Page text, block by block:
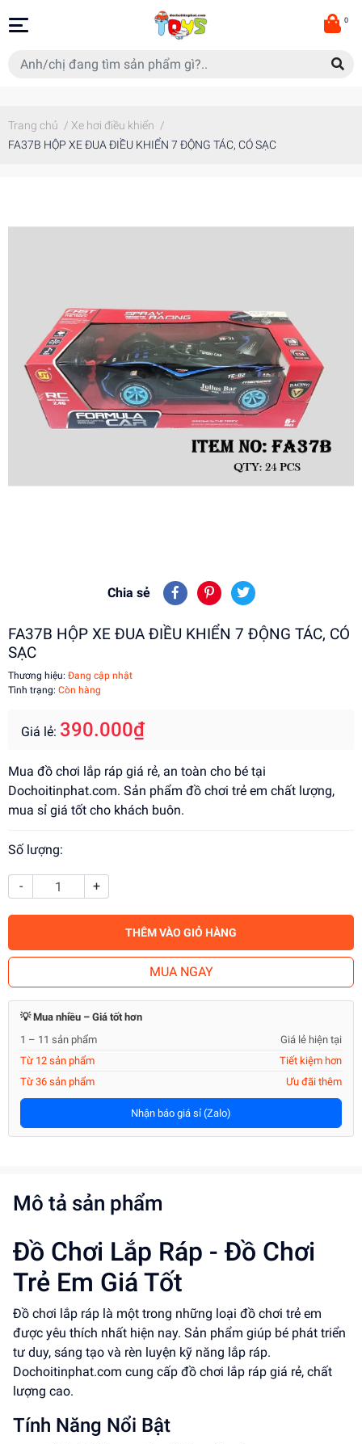
0
Trang chủ / Xe hơi điều khiển /
FA37B HỘP XE ĐUA ĐIỀU KHIỂN 7 ĐỘNG TÁC, CÓ SẠC
Chia sẻ
FA37B HỘP XE ĐUA ĐIỀU KHIỂN 7 ĐỘNG TÁC, CÓ
SẠC
Thương hiệu: Đang cập nhật
Tình trạng: Còn hàng
Giá lẻ: 390.000₫
Mua đồ chơi lắp ráp giá rẻ, an toàn cho bé tại
Dochoitinphat.com. Sản phẩm đồ chơi trẻ em chất lượng,
mua sỉ giá tốt cho khách buôn.
Số lượng:
- +
THÊM VÀO GIỎ HÀNG
MUA NGAY
💡 Mua nhiều – Giá tốt hơn
1 – 11 sản phẩm
Giá lẻ hiện tại
Từ 12 sản phẩm
Tiết kiệm hơn
Từ 36 sản phẩm
Ưu đãi thêm
Nhận báo giá sỉ (Zalo)
Mô tả sản phẩm
Đồ Chơi Lắp Ráp - Đồ Chơi
Trẻ Em Giá Tốt
Đồ chơi lắp ráp là một trong những loại đồ chơi trẻ em
được yêu thích nhất hiện nay. Sản phẩm giúp bé phát triển
tư duy, sáng tạo và rèn luyện kỹ năng lắp ráp.
Dochoitinphat.com cung cấp đồ chơi lắp ráp giá rẻ, chất
lượng cao.
Tính Năng Nổi Bật